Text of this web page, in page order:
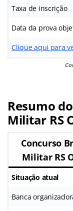
Taxa de inscrição
Data da prova
Clique aqui para
Resumo do
Militar RS
Concurso
Militar RS
Situação atual
Banca